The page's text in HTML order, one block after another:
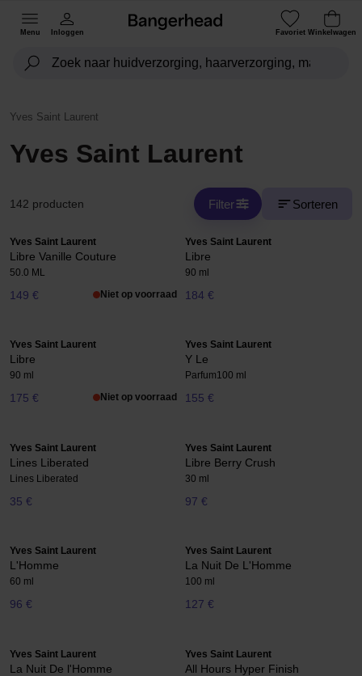
Menu Inloggen Favoriet Winkelwagen
Yves Saint Laurent
Yves Saint Laurent
142 producten Filter Sorteren
Yves Saint Laurent
Libre Vanille Couture
50.0 ML
149 € Niet op voorraad
Yves Saint Laurent
Libre
90 ml
184 €
Yves Saint Laurent
Libre
90 ml
175 € Niet op voorraad
Yves Saint Laurent
Y Le
Parfum100 ml
155 €
Yves Saint Laurent
Lines Liberated
Lines Liberated
35 €
Yves Saint Laurent
Libre Berry Crush
30 ml
97 €
Yves Saint Laurent
L'Homme
60 ml
96 €
Yves Saint Laurent
La Nuit De L'Homme
100 ml
127 €
Yves Saint Laurent
La Nuit De l'Homme
Yves Saint Laurent
All Hours Hyper Finish